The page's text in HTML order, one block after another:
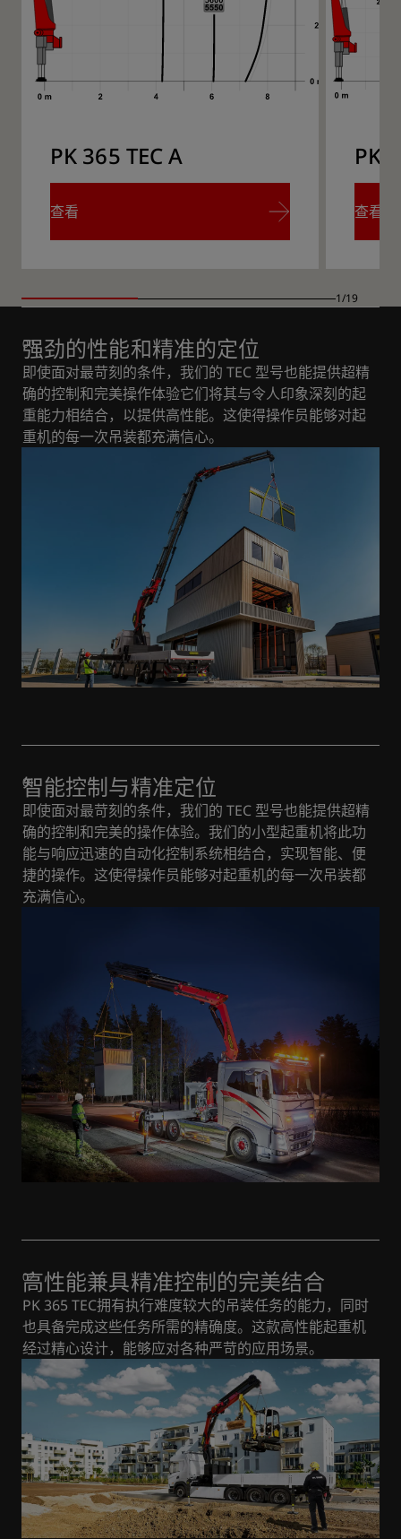
PK 365 TEC A
查看
PK
查看
1/19
强劲的性能和精准的定位
即使面对最苛刻的条件，我们的 TEC 型号也能提供超精
确的控制和完美操作体验它们将其与令人印象深刻的起
重能力相结合，以提供高性能。这使得操作员能够对起
重机的每一次吊装都充满信心。
智能控制与精准定位
即使面对最苛刻的条件，我们的 TEC 型号也能提供超精
确的控制和完美的操作体验。我们的小型起重机将此功
能与响应迅速的自动化控制系统相结合，实现智能、便
捷的操作。这使得操作员能够对起重机的每一次吊装都
充满信心。
高性能兼具精准控制的完美结合
PK 365 TEC拥有执行难度较大的吊装任务的能力，同时
也具备完成这些任务所需的精确度。这款高性能起重机
经过精心设计，能够应对各种严苛的应用场景。